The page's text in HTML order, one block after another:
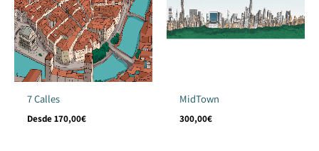
7 Calles
Desde170,00€
MidTown
300,00€